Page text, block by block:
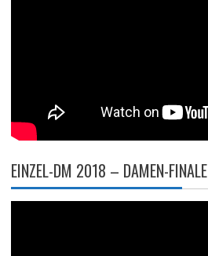
EINZEL-DM 2018 – DAMEN-FINALE